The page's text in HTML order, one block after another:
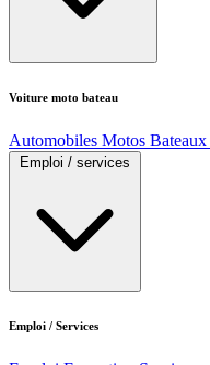
Voiture moto bateau
Automobiles Motos Bateaux
Emploi / services
Emploi / Services